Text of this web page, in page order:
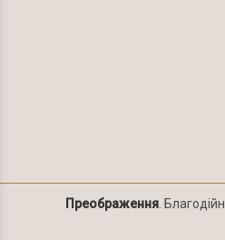
Преображення.